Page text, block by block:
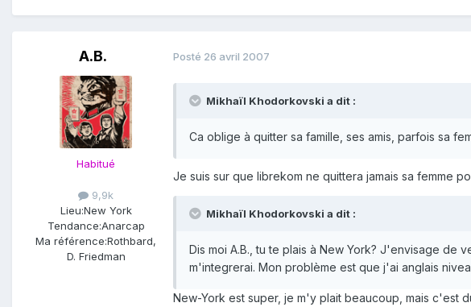
A.B.
Habitué
9,9k
Lieu:New York
Tendance:Anarcap
Ma référence:Rothbard,
D. Friedman
Posté 26 avril 2007
Mikhaïl Khodorkovski a dit :
Ca oblige à quitter sa famille, ses amis, parfois sa
Je suis sur que librekom ne quittera jamais sa femme
Mikhaïl Khodorkovski a dit :
Dis moi A.B., tu te plais à New York? J'envisage de
m'integrerai. Mon problème est que j'ai anglais
New-York est super, je m'y plait beaucoup, mais c'est